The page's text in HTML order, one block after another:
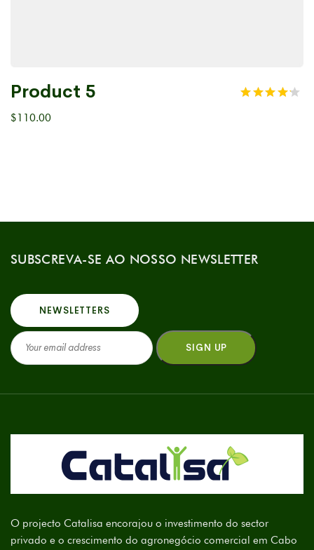
Product 5
$110.00
SUBSCREVA-SE AO NOSSO NEWSLETTER
NEWSLETTERS
O projecto Catalisa encorajou o investimento do sector
privado e o crescimento do agronegócio comercial em Cabo